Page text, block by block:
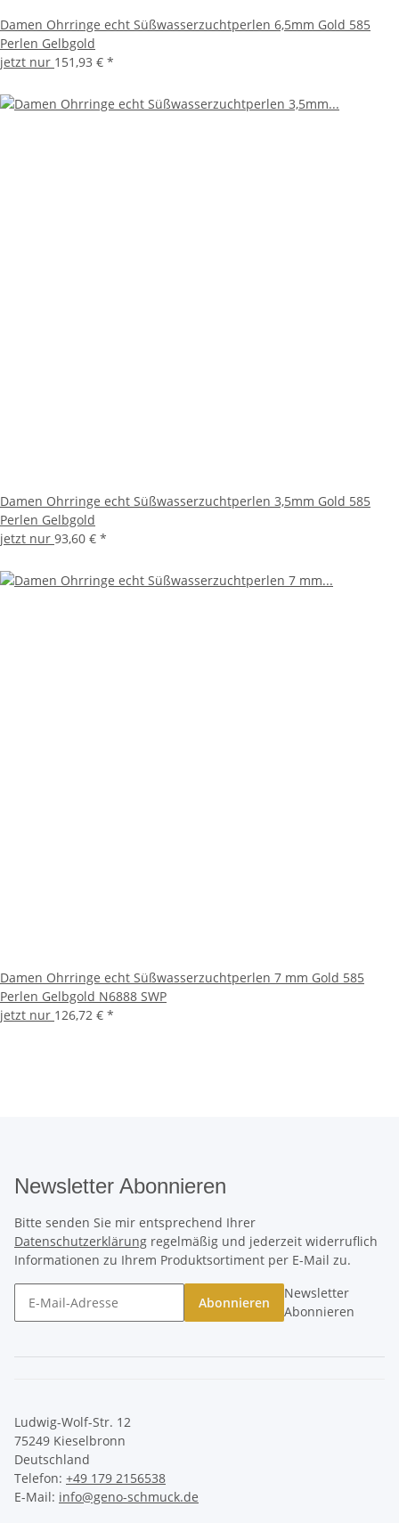
Damen Ohrringe echt Süßwasserzuchtperlen 6,5mm Gold 585
Perlen Gelbgold
jetzt nur 151,93 € *
Damen Ohrringe echt Süßwasserzuchtperlen 3,5mm Gold 585
Perlen Gelbgold
jetzt nur 93,60 € *
Damen Ohrringe echt Süßwasserzuchtperlen 7 mm Gold 585
Perlen Gelbgold N6888 SWP
jetzt nur 126,72 € *
Newsletter Abonnieren
Bitte senden Sie mir entsprechend Ihrer
Datenschutzerklärung regelmäßig und jederzeit widerruflich
Informationen zu Ihrem Produktsortiment per E-Mail zu.
Abonnieren
Newsletter
Abonnieren
Ludwig-Wolf-Str. 12
75249 Kieselbronn
Deutschland
Telefon: +49 179 2156538
E-Mail: info@geno-schmuck.de